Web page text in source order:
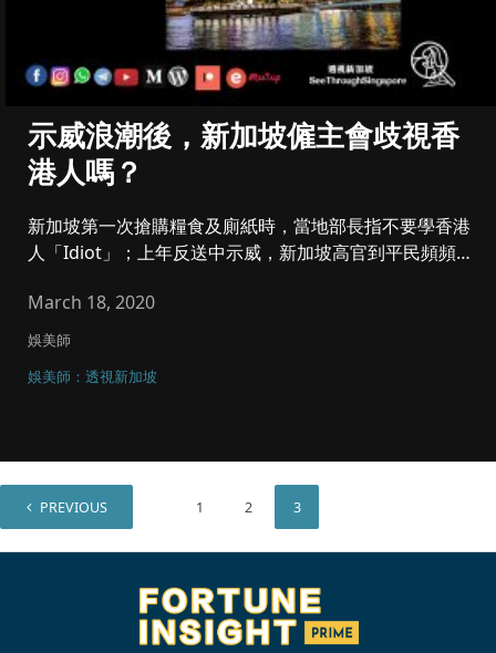
示威浪潮後，新加坡僱主會歧視香
港人嗎？
新加坡第一次搶購糧食及廁紙時，當地部長指不要學香港
人「Idiot」；上年反送中示威，新加坡高官到平民頻頻批
March 18, 2020
娛美師
娛美師：透視新加坡
PREVIOUS 1 2 3